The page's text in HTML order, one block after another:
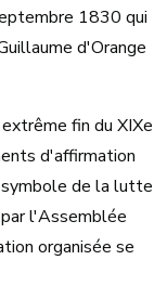
1830 qui
d'Orange
fin du XIXe
d'affirmation
de la lutte
l'Assemblée
organisée se